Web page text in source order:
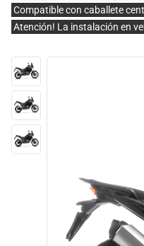
Compatible con caballete
Atención! La instalación en